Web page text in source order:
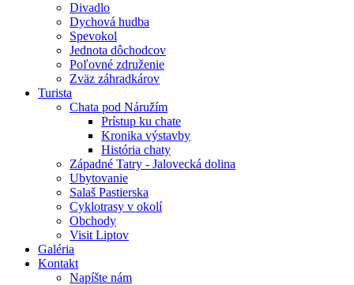
Divadlo
Dychová hudba
Spevokol
Jednota dôchodcov
Poľovné združenie
Zväz záhradkárov
Turista
Chata pod Náružím
Prístup ku chate
Kronika výstavby
História chaty
Západné Tatry - Jalovecká dolina
Ubytovanie
Salaš Pastierska
Cyklotrasy v okolí
Obchody
Visit Liptov
Galéria
Kontakt
Napíšte nám